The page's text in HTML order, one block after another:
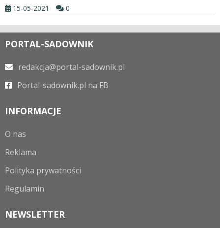
15-05-2021
0
PORTAL-SADOWNIK
redakcja@portal-sadownik.pl
Portal-sadownik.pl na FB
INFORMACJE
O nas
Reklama
Polityka prywatności
Regulamin
NEWSLETTER